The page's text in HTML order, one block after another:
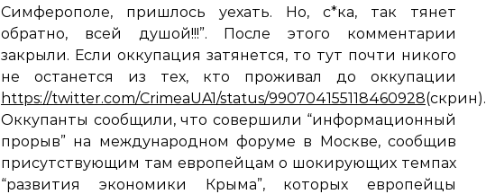
Симферополе, пришлось уехать. Но, с*ка, так тянет
обратно, всей душой!!!”. После этого комментарии
закрыли. Если оккупация затянется, то тут почти никого
не останется из тех, кто проживал до оккупации
https://twitter.com/CrimeaUA1/status/990704155118460928(скрин).
Оккупанты сообщили, что совершили “информационный
прорыв” на международном форуме в Москве, сообщив
присутствующим там европейцам о шокирующих темпах
“развития экономики Крыма”, которых европейцы